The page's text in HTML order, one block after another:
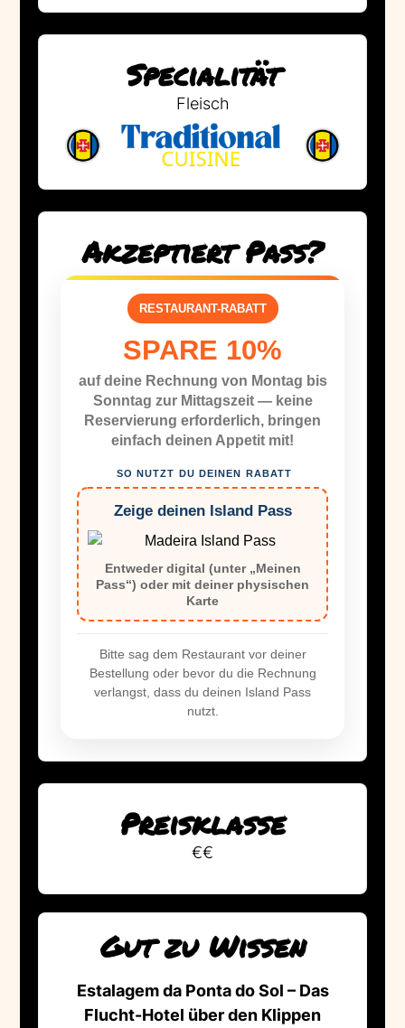
Specialität
Fleisch
Akzeptiert Pass?
RESTAURANT-RABATT
SPARE 10%
auf deine Rechnung von Montag bis
Sonntag zur Mittagszeit — keine
Reservierung erforderlich, bringen
einfach deinen Appetit mit!
SO NUTZT DU DEINEN RABATT
Zeige deinen Island Pass
Entweder digital (unter „Meinen
Pass“) oder mit deiner physischen
Karte
Bitte sag dem Restaurant vor deiner
Bestellung oder bevor du die Rechnung
verlangst, dass du deinen Island Pass
nutzt.
Preisklasse
€€
Gut zu Wissen
Estalagem da Ponta do Sol – Das
Flucht-Hotel über den Klippen